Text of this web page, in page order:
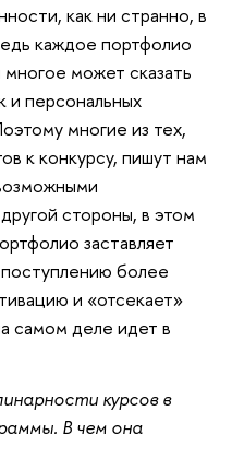
как ни странно, в
каждое портфолио
может сказать
и персональных
многие из тех,
к конкурсу, пишут нам
стороны, в этом
заставляет
более
и «отсекает»
самом деле идет в
курсов в
В чем она